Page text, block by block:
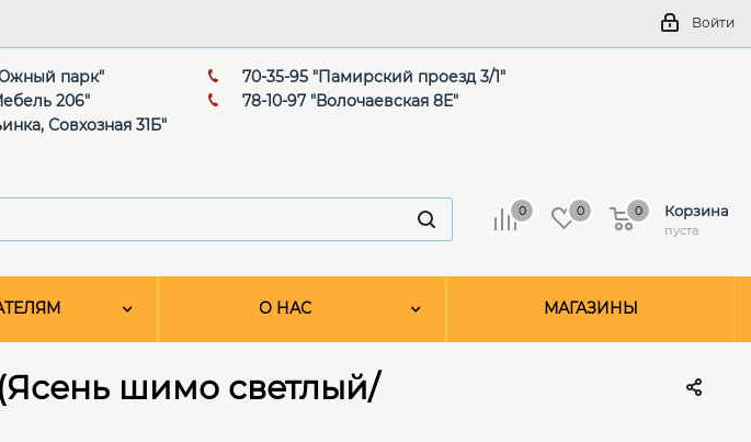
Войти
парк"
206"
Совхозная 31Б"
70-35-95 "Памирский проезд 3/1"
78-10-97 "Волочаевская 8Е"
0 0 Корзина
пуста
0
О НАС МАГАЗИНЫ
шимо светлый/